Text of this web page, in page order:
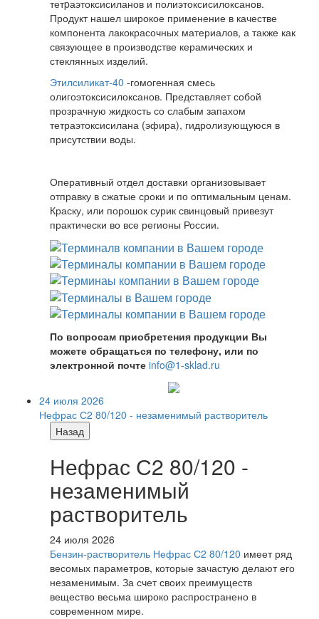
тетpаэтоксисиланов и полиэтоксисилоксанов.
Продукт нашел широкое применение в качестве
компонента лакокрасочных материалов, а также как
связующее в производстве керамических и
стеклянных изделий.
Этилсиликат-40 -гомогенная смесь
олигоэтоксисилоксанов. Представляет собой
прозрачную жидкость со слабым запахом
тетраэтоксисилана (эфира), гидролизующуюся в
присутствии воды.
Оперативный отдел доставки организовывает
отправку в сжатые сроки и по оптимальным ценам.
Краску, или порошок сурик свинцовый привезут
практически во все регионы России.
По вопросам приобретения продукции Вы
можете обращаться по телефону, или по
электронной почте info@1-sklad.ru
24 июля 2026
Нефрас С2 80/120 - незаменимый растворитель
Назад
Нефрас С2 80/120 -
незаменимый
растворитель
24 июля 2026
Бензин-растворитель Нефрас С2 80/120 имеет ряд
весомых параметров, которые зачастую делают его
незаменимым. За счет своих преимуществ
вещество весьма широко распространено в
современном мире.